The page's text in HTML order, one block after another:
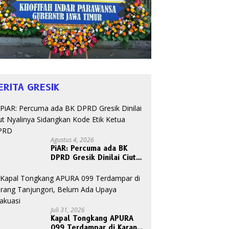
GRESIK
Agustus 4, 2026
PiAR: Percuma ada BK
DPRD Gresik Dinilai Ciut
Etik Ketua DPRD
Juli 31, 2026
Kapal Tongkang APURA